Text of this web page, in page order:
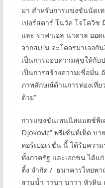
มา สำหรับการแข่งขันนัดเ
เปอร์สตาร์ โนวัค โจโควิช
และ ราฟาเอล นาดาล ยอ
จากสเปน จะโคจรมาเจอกั
เป็นการมอบความสุขให้กับ
เป็นการสร้างความเชื่อมั่น
ภาพลักษณ์ด้านการท่องเที่ย
ด้วย”
การแข่งขันเทนนิสแมตช์พิเ
Djokovic” พรีเซ้นท์เท็ด บ
คอร์เปอเรชั่น นี้ ได้รับควา
ทั้งภาครัฐ และเอกชน ได้แก่
ติ้ง จำกัด / ธนาคารไทยพ
สวนน้ำ วานา นาวา หัวหิน